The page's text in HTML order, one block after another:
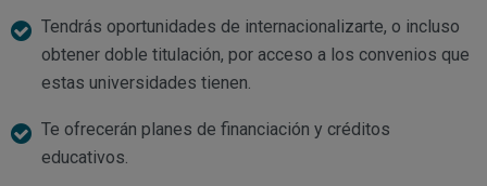
Tendrás oportunidades de internacionalizarte, o incluso
obtener doble titulación, por acceso a los convenios que
estas universidades tienen.
Te ofrecerán planes de financiación y créditos
educativos.